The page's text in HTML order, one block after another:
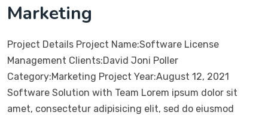
Marketing
Project Details Project Name:Software License
Management Clients:David Joni Poller
Category:Marketing Project Year:August 12, 2021
Software Solution with Team Lorem ipsum dolor sit
amet, consectetur adipisicing elit, sed do eiusmod